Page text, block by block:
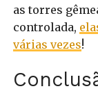
as torres
controlada,
várias vezes!